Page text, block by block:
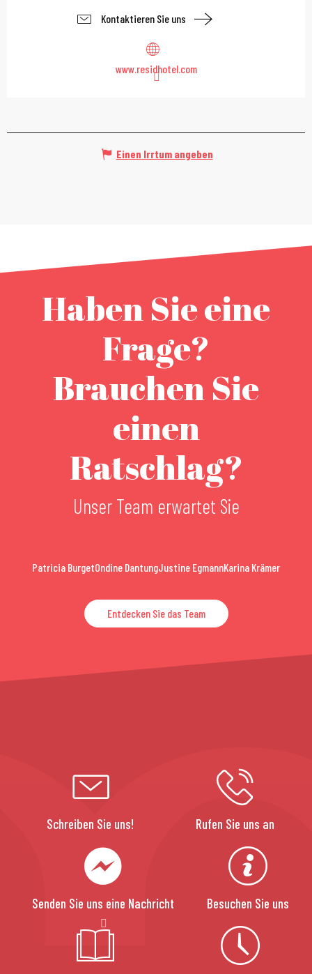
Kontaktieren Sie uns
www.residhotel.com
Einen Irrtum angeben
Haben Sie eine
Frage?
Brauchen Sie
einen
Ratschlag?
Unser Team erwartet Sie
Patricia BurgetOndine DantungJustine EgmannKarina Krämer
Entdecken Sie das Team
Schreiben Sie uns! Rufen Sie uns an
Senden Sie uns eine Nachricht Besuchen Sie uns